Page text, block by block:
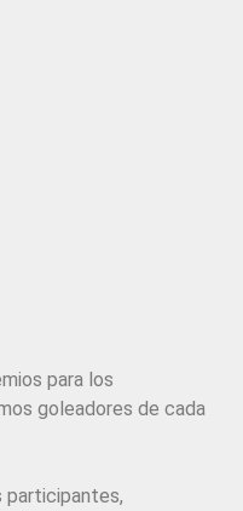
para los
goleadores de cada
participantes,